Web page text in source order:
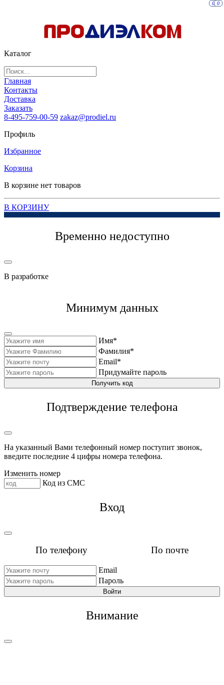
Каталог
Главная
Контакты
Доставка
Заказать
8-495-759-00-59 zakaz@prodiel.ru
Профиль
Избранное
0
Корзина
0
В корзине нет товаров
В КОРЗИНУ
Временно недоступно
В разработке
Минимум данных
Имя*
Фамилия*
Email*
Придумайте пароль
Получить код
Подтверждение телефона
На указанный Вами телефонный номер поступит звонок,
введите последние 4 цифры номера телефона.
Изменить номер
Код из СМС
Вход
По телефону По почте
Email
Пароль
Войти
Внимание